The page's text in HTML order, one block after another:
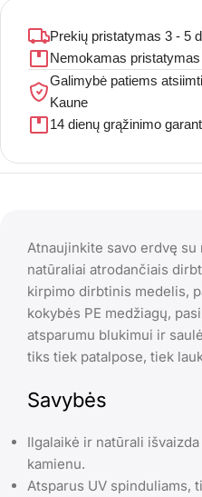
Prekių pristatymas 3 - 5
Nemokamas
Galimybė patiems
Kaune
14 dienų grąžinimo
Atnaujinkite savo erdvę
natūraliai atrodančiais
kirpimo dirbtinis medelis,
kokybės PE medžiagų,
atsparumu blukimui ir
tiks tiek patalpose, tiek
Savybės
Ilgalaikė ir natūrali
kamienu.
Atsparus UV spinduliams,